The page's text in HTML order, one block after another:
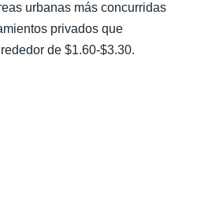
urbanas más concurridas
privados que
de $1.60-$3.30.